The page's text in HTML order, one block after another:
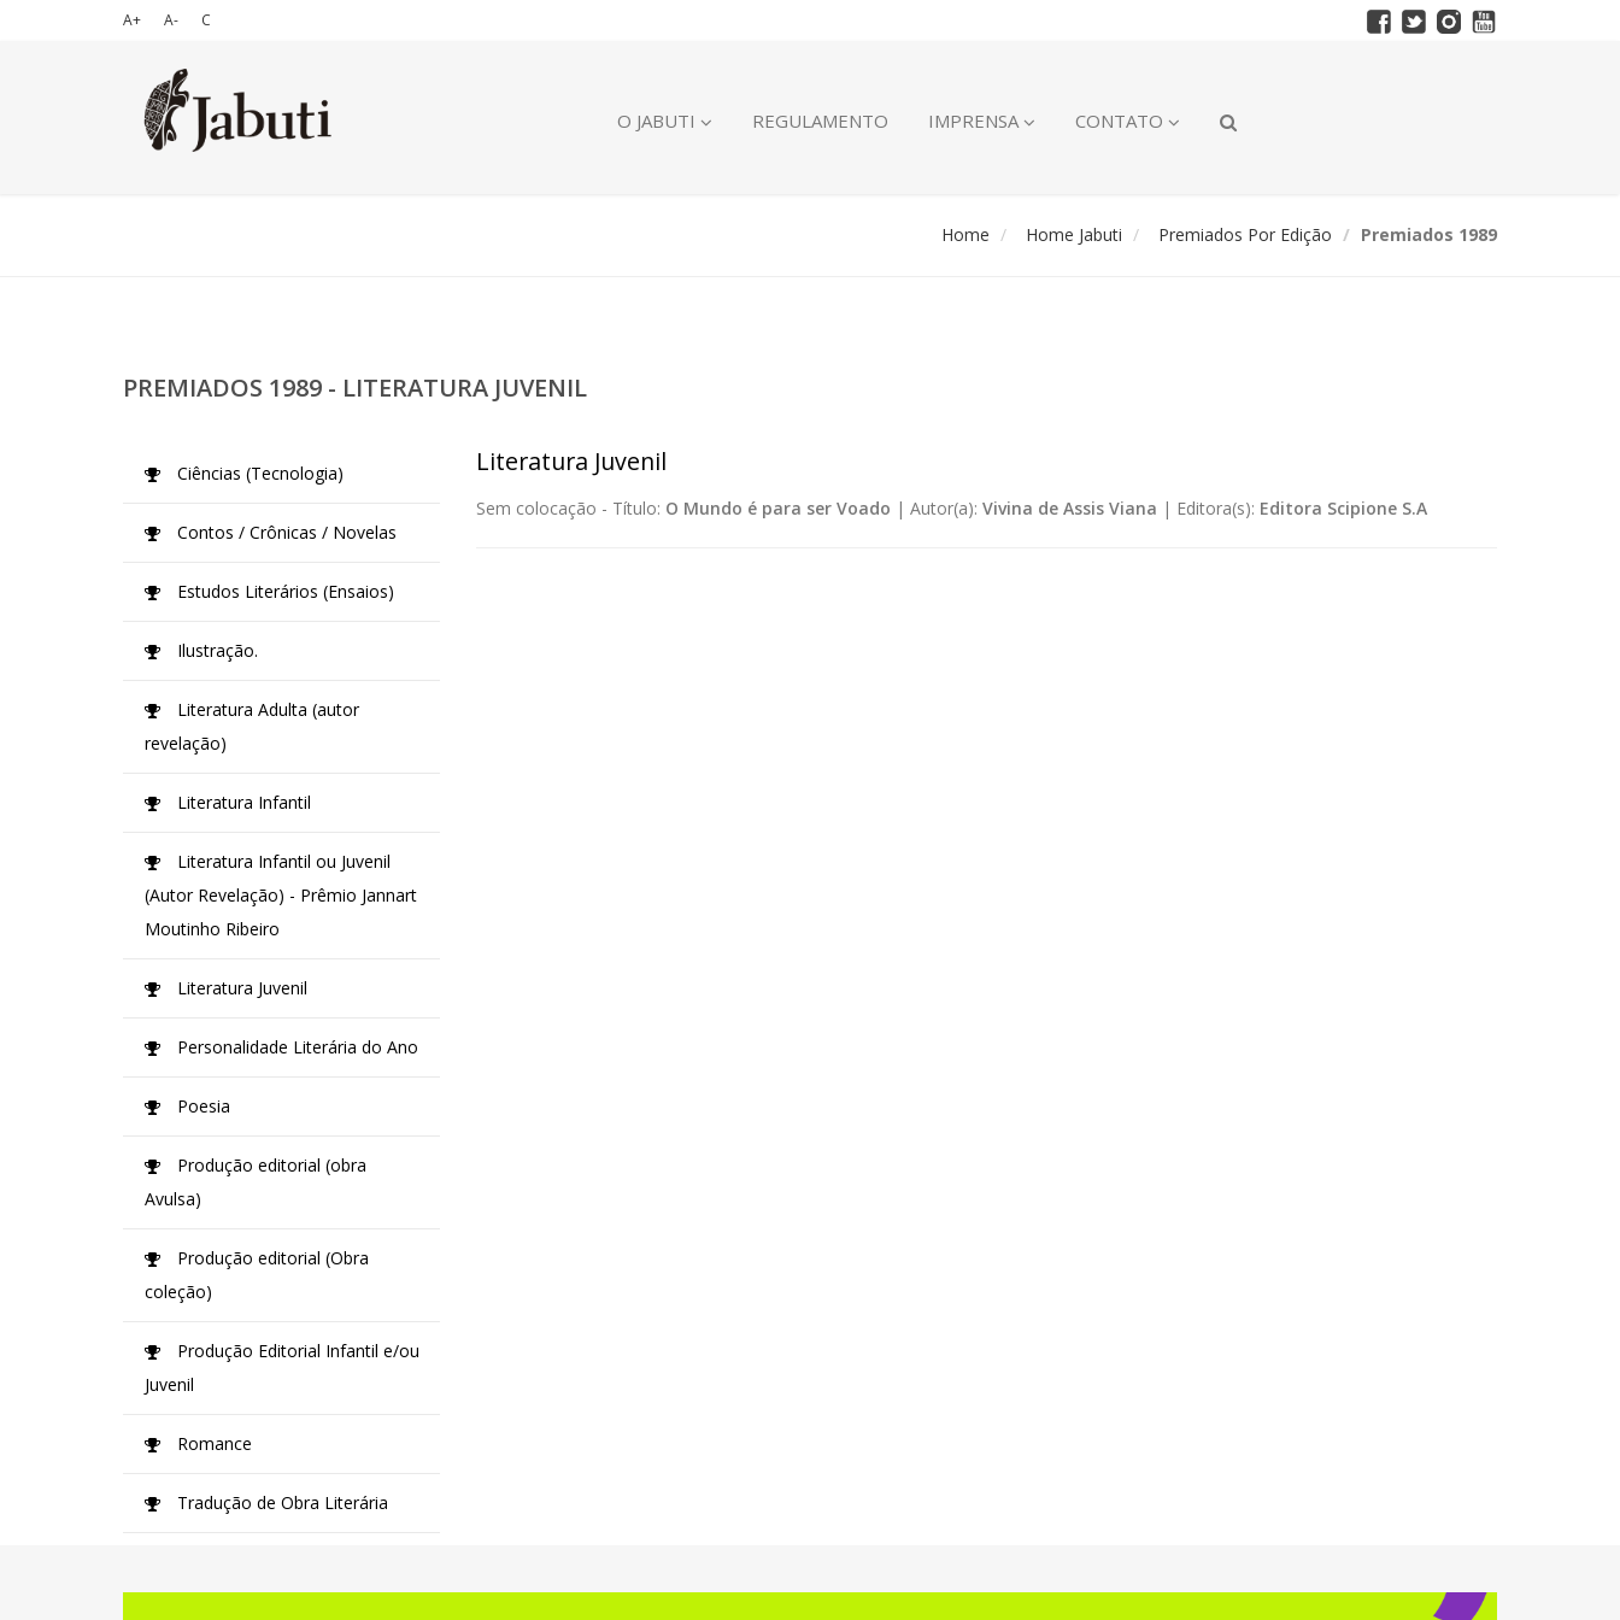
A+ A- C
O JABUTI REGULAMENTO IMPRENSA CONTATO
Home Home Jabuti Premiados Por Edição Premiados 1989
PREMIADOS 1989 - LITERATURA JUVENIL
Literatura Juvenil
Sem colocação - Título: O Mundo é para ser Voado | Autor(a): Vivina de Assis Viana | Editora(s): Editora Scipione S.A
Ciências (Tecnologia)
Contos / Crônicas / Novelas
Estudos Literários (Ensaios)
Ilustração.
Literatura Adulta (autor
revelação)
Literatura Infantil
Literatura Infantil ou Juvenil
(Autor Revelação) - Prêmio Jannart
Moutinho Ribeiro
Literatura Juvenil
Personalidade Literária do Ano
Poesia
Produção editorial (obra
Avulsa)
Produção editorial (Obra
coleção)
Produção Editorial Infantil e/ou
Juvenil
Romance
Tradução de Obra Literária